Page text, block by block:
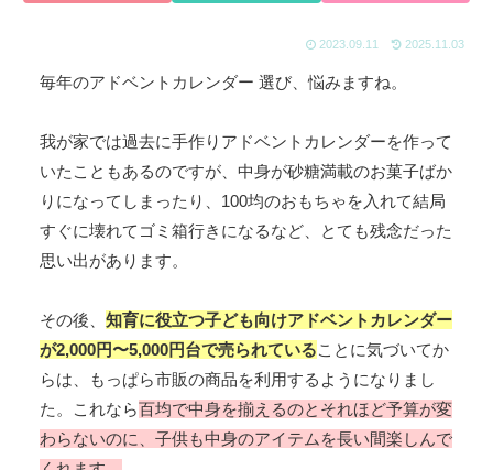
2023.09.11 2025.11.03
毎年のアドベントカレンダー 選び、悩みますね。
我が家では過去に手作りアドベントカレンダーを作って
いたこともあるのですが、中身が砂糖満載のお菓子ばか
りになってしまったり、100均のおもちゃを入れて結局
すぐに壊れてゴミ箱行きになるなど、とても残念だった
思い出があります。
その後、 知育に役立つ子ども向けアドベントカレンダー
が2,000円〜5,000円台で売られていることに気づいてか
らは、もっぱら市販の商品を利用するようになりまし
た。これなら百均で中身を揃えるのとそれほど予算が変
わらないのに、子供も中身のアイテムを長い間楽しんで